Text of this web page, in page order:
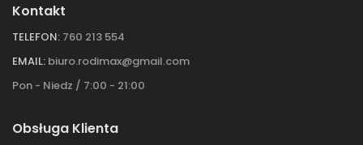
Kontakt
TELEFON: 760 213 554
EMAIL: biuro.rodimax@gmail.com
Pon - Niedz / 7:00 - 21:00
Obsługa Klienta